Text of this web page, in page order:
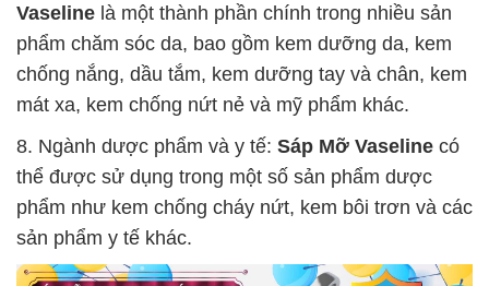
Vaseline là một thành phần chính trong nhiều sản
phẩm chăm sóc da, bao gồm kem dưỡng da, kem
chống nắng, dầu tắm, kem dưỡng tay và chân, kem
mát xa, kem chống nứt nẻ và mỹ phẩm khác.
8. Ngành dược phẩm và y tế: Sáp Mỡ Vaseline có
thể được sử dụng trong một số sản phẩm dược
phẩm như kem chống cháy nứt, kem bôi trơn và các
sản phẩm y tế khác.